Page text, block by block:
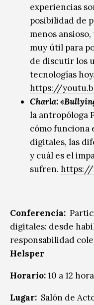
experiencias
posibilidad de
menos
muy útil para
de discutir los
tecnologías hoy.
https://
Charla:
la antropóloga
cómo funciona
digitales, las
y cuál es el
sufren. https://
Conferencia:
digitales: desde
responsabilidad
Helsper
Horario:10 a 12
Lugar: Salón de